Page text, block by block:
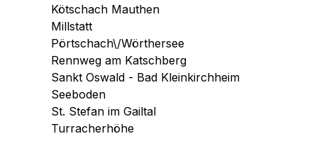
Kötschach Mauthen
Millstatt
Pörtschach\/Wörthersee
Rennweg am Katschberg
Sankt Oswald - Bad Kleinkirchheim
Seeboden
St. Stefan im Gailtal
Turracherhöhe